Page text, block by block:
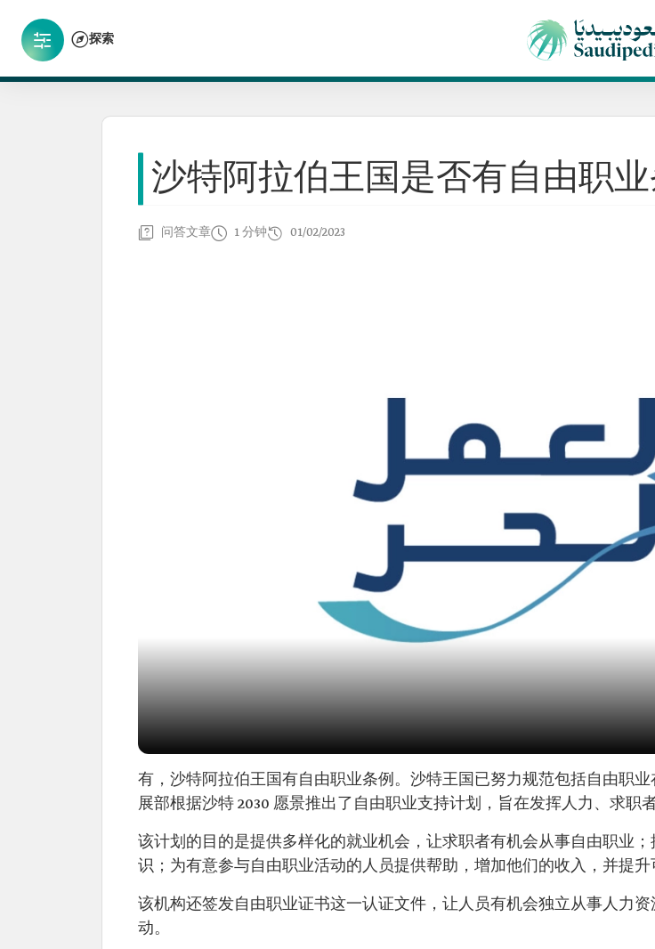
探索
沙特阿拉伯王国是否有自由职业
问答文章 1 分钟 01/02/2023
有，沙特阿拉伯王国有自由职业条例。沙特王国已努力规范包括自由职
展部根据沙特 2030 愿景推出了自由职业支持计划，旨在发挥人力、求职
该计划的目的是提供多样化的就业机会，让求职者有机会从事自由职业
识；为有意参与自由职业活动的人员提供帮助，增加他们的收入，并提升
该机构还签发自由职业证书这一认证文件，让人员有机会独立从事人力
动。